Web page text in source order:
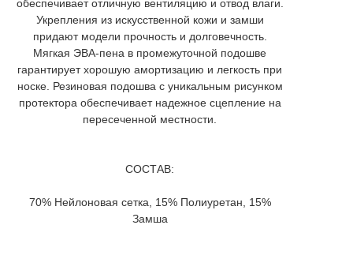
обеспечивает отличную вентиляцию и отвод влаги.
Укрепления из искусственной кожи и замши
придают модели прочность и долговечность.
Мягкая ЭВА-пена в промежуточной подошве
гарантирует хорошую амортизацию и легкость при
носке. Резиновая подошва с уникальным рисунком
протектора обеспечивает надежное сцепление на
пересеченной местности.
СОСТАВ:
70% Нейлоновая сетка, 15% Полиуретан, 15%
Замша